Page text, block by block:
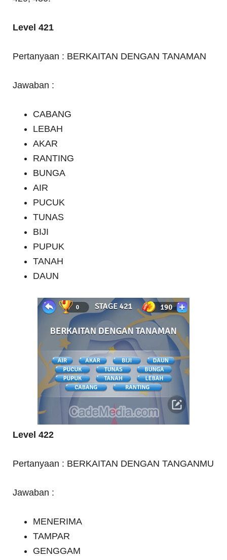
Level 421
Pertanyaan : BERKAITAN DENGAN TANAMAN
Jawaban :
CABANG
LEBAH
AKAR
RANTING
BUNGA
AIR
PUCUK
TUNAS
BIJI
PUPUK
TANAH
DAUN
Level 422
Pertanyaan : BERKAITAN DENGAN TANGANMU
Jawaban :
MENERIMA
TAMPAR
GENGGAM